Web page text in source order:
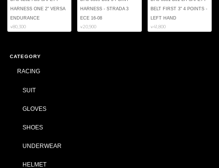
HARNESS ONE 2" VERSA
ENDURANCE
¥80,300
HARNESS - STRADA 3
ECE 16-08
¥20,900
BELT FIRST 3" 4 POINTS -
LEFT HAND
¥41,800
CATEGORY
RACING
SUIT
GLOVES
SHOES
UNDERWEAR
HELMET